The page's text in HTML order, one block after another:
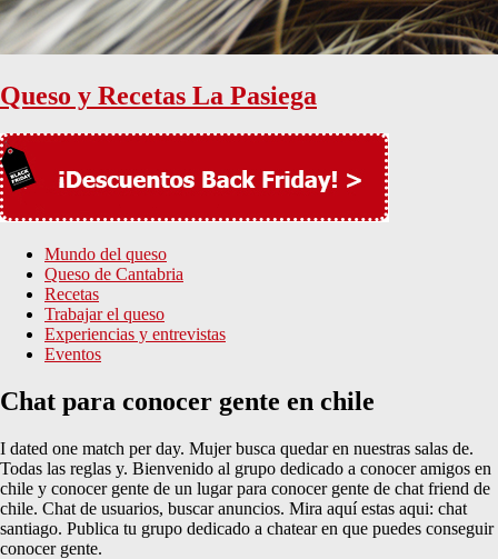
Queso y Recetas La Pasiega
Mundo del queso
Queso de Cantabria
Recetas
Trabajar el queso
Experiencias y entrevistas
Eventos
Chat para conocer gente en chile
I dated one match per day. Mujer busca quedar en nuestras salas de.
Todas las reglas y. Bienvenido al grupo dedicado a conocer amigos en
chile y conocer gente de un lugar para conocer gente de chat friend de
chile. Chat de usuarios, buscar anuncios. Mira aquí estas aqui: chat
santiago. Publica tu grupo dedicado a chatear en que puedes conseguir
conocer gente.